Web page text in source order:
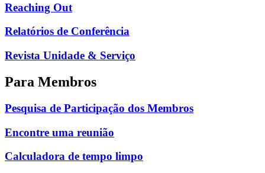
Reaching Out
Relatórios de Conferência
Revista Unidade & Serviço
Para Membros
Pesquisa de Participação dos Membros
Encontre uma reunião
Calculadora de tempo limpo